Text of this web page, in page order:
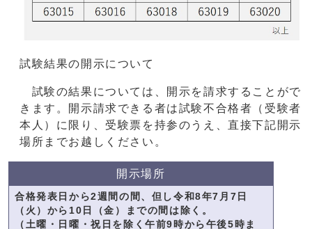
試験結果の開示について
試験の結果については、開示を請求することがで
きます。開示請求できる者は試験不合格者（受験者
本人）に限り、受験票を持参のうえ、直接下記開示
場所までお越しください。
開示場所
合格発表日から2週間の間、但し令和8年7月7日
（火）から10日（金）までの間は除く。
（土曜・日曜・祝日を除く午前9時から午後5時ま